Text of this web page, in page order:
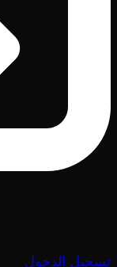
تسجيل الدخول